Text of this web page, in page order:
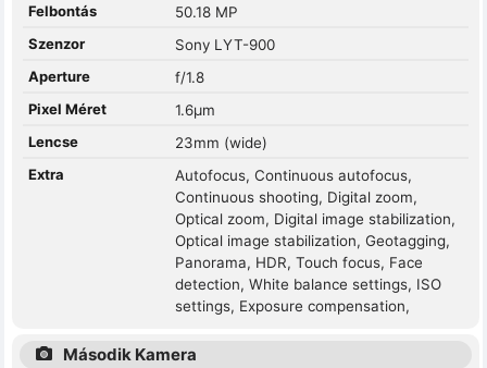
Felbontás
50.18 MP
Szenzor
Sony LYT-900
Aperture
f/1.8
Pixel Méret
1.6µm
Lencse
23mm (wide)
Extra
Autofocus, Continuous autofocus,
Continuous shooting, Digital zoom,
Optical zoom, Digital image stabilization,
Optical image stabilization, Geotagging,
Panorama, HDR, Touch focus, Face
detection, White balance settings, ISO
settings, Exposure compensation,
Második Kamera